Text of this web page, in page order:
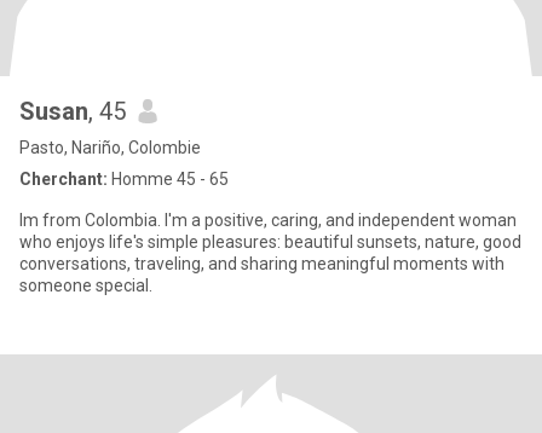
Susan, 45
Pasto, Nariño, Colombie
Cherchant: Homme 45 - 65
Im from Colombia. I'm a positive, caring, and independent woman
who enjoys life's simple pleasures: beautiful sunsets, nature, good
conversations, traveling, and sharing meaningful moments with
someone special.